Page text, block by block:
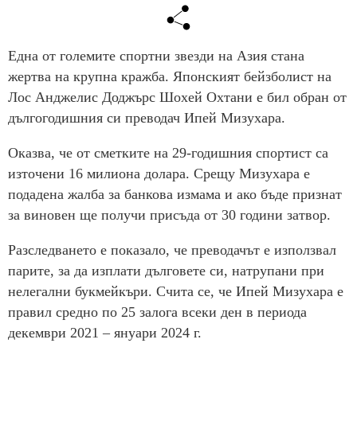
Една от големите спортни звезди на Азия стана
жертва на крупна кражба. Японският бейзболист на
Лос Анджелис Доджърс Шохей Охтани е бил обран от
дългогодишния си преводач Ипей Мизухара.
Оказва, че от сметките на 29-годишния спортист са
източени 16 милиона долара. Срещу Мизухара е
подадена жалба за банкова измама и ако бъде признат
за виновен ще получи присъда от 30 години затвор.
Разследването е показало, че преводачът е използвал
парите, за да изплати дълговете си, натрупани при
нелегални букмейкъри. Счита се, че Ипей Мизухара е
правил средно по 25 залога всеки ден в периода
декември 2021 – януари 2024 г.